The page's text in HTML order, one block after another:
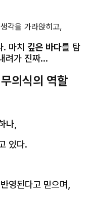
각을 가라앉히고,
. 마치 깊은 바다를 탐
려가 진짜...
의식의 역할
나,
있다.
영된다고 믿으며,